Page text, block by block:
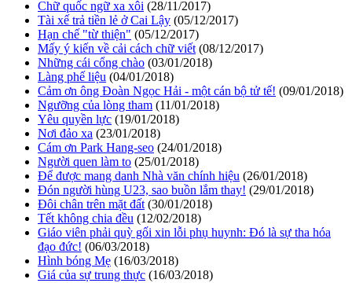
Chữ quốc ngữ xa xôi (28/11/2017)
Tài xế trả tiền lẻ ở Cai Lậy (05/12/2017)
Hạn chế "từ thiện" (05/12/2017)
Mấy ý kiến về cải cách chữ viết (08/12/2017)
Những cái cổng chào (03/01/2018)
Làng phế liệu (04/01/2018)
Cảm ơn ông Đoàn Ngọc Hải - một cán bộ tử tế! (09/01/2018)
Ngưỡng của lòng tham (11/01/2018)
Yêu quyền lực (19/01/2018)
Nơi đảo xa (23/01/2018)
Cám ơn Park Hang-seo (24/01/2018)
Người quen làm to (25/01/2018)
Để được mang danh Nhà văn chính hiệu (26/01/2018)
Đón người hùng U23, sao buồn lắm thay! (29/01/2018)
Đôi chân trên mặt đất (30/01/2018)
Tết không chia đều (12/02/2018)
Giáo viên phải quỳ gối xin lỗi phụ huynh: Đó là sự tha hóa
đạo đức! (06/03/2018)
Hình bóng Mẹ (16/03/2018)
Giá của sự trung thực (16/03/2018)